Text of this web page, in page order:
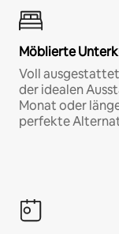
Möblierte
Voll
der idealen
Monat oder
perfekte